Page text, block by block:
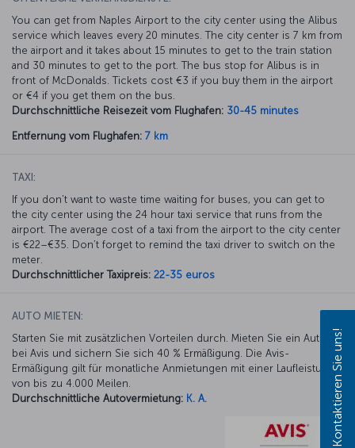
You can get from Naples Airport to the city center using the Alibus
service which leaves every 20 minutes. The city center is 7 km from
the airport and it takes about 15 minutes to get to the train station
and 30 minutes to get to the port. The bus stop for Alibus is in
front of McDonalds. Tickets cost €3 if you buy them in the airport
or €4 if you get them on the bus.
Durchschnittliche Reisezeit vom Flughafen: 30-45 minutes
Entfernung vom Flughafen: 7 km
TAXI:
If you don’t want to waste time waiting for buses, you can get to
the city center using the 24 hour taxi service that runs from the
airport. The average cost of a taxi from the airport to the city center
is €22–€35. Don’t forget to remind the taxi driver to switch on the
meter.
Durchschnittlicher Taxipreis: 22-35 euros
AUTO MIETEN:
Starten Sie mit zusätzlichen Vorteilen durch. Mieten Sie ein Auto
bei Avis und sichern Sie sich 40 % Ermäßigung. Die Avis-
Ermäßigung gilt für monatliche Anmietungen mit einer Laufleistung
von bis zu 4.000 Meilen.
Durchschnittliche Autovermietung: K. A. Kontaktieren Sie uns!